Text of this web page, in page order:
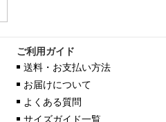
ご利用ガイド
送料・お支払い方法
お届けについて
よくある質問
サイズガイド一覧